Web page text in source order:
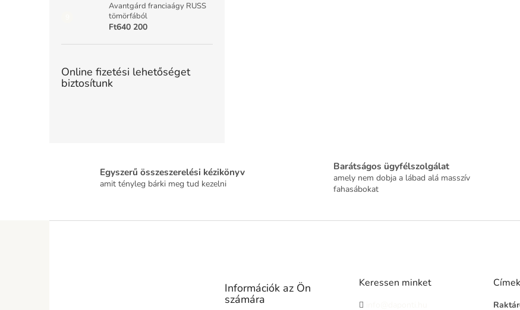
Avantgárd franciaágy RUSS
tömörfából
Ft640 200
Online fizetési lehetőséget
biztosítunk
Egyszerű összeszerelési kézikönyv
amit tényleg bárki meg tud kezelni
Barátságos ügyfélszolgálat
amely nem dobja a lábad alá masszív
fahasábokat
Információk az Ön
számára
Keressen minket Címek